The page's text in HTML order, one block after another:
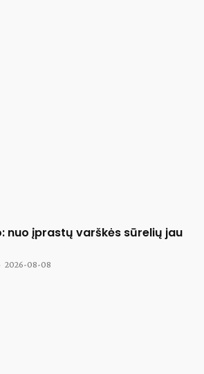
nuo įprastų varškės sūrelių jau
2026-08-08